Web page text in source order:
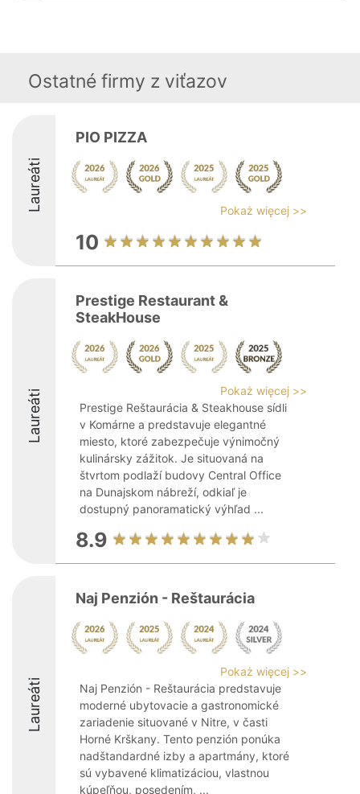
Ostatné firmy z viťazov
Laureáti
PIO PIZZA
Pokaż więcej >>
10
Laureáti
Prestige Restaurant &
SteakHouse
Pokaż więcej >>
Prestige Reštaurácia & Steakhouse sídli
v Komárne a predstavuje elegantné
miesto, ktoré zabezpečuje výnimočný
kulinársky zážitok. Je situovaná na
štvrtom podlaží budovy Central Office
na Dunajskom nábreží, odkiaľ je
dostupný panoramatický výhľad ...
8.9
Laureáti
Naj Penzión - Reštaurácia
Pokaż więcej >>
Naj Penzión - Reštaurácia predstavuje
moderné ubytovacie a gastronomické
zariadenie situované v Nitre, v časti
Horné Krškany. Tento penzión ponúka
nadštandardné izby a apartmány, ktoré
sú vybavené klimatizáciou, vlastnou
kúpeľňou, posedením, ...